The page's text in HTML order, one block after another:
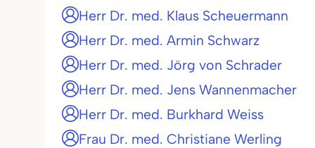
Herr Dr. med. Klaus Scheuermann
Herr Dr. med. Armin Schwarz
Herr Dr. med. Jörg von Schrader
Herr Dr. med. Jens Wannenmacher
Herr Dr. med. Burkhard Weiss
Frau Dr. med. Christiane Werling